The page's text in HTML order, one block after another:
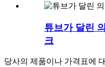
튜브가 달린
크
당사의 제품이나 가격표에